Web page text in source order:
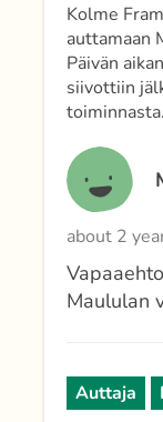
Kolme
auttamaan
Päivän
siivottiin
toiminnasta.
about 2
Maululan
Auttaja